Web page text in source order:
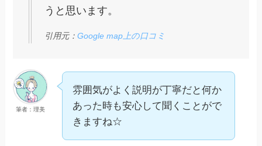
うと思います。
引用元：Google map上の口コミ
筆者：理美
雰囲気がよく説明が丁寧だと何か
あった時も安心して聞くことがで
きますね☆